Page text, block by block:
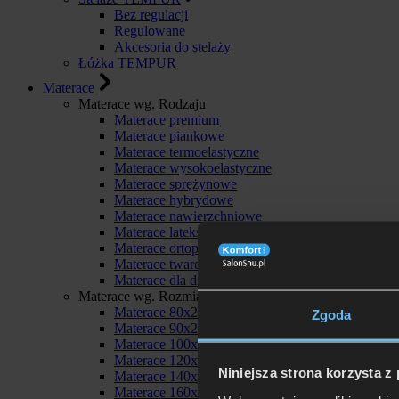
Zgoda
Niniejsza strona korzysta z
Bez regulacji
Regulowane
Akcesoria do stelaży
Łóżka TEMPUR
Materace
Materace wg. Rodzaju
Materace premium
Materace piankowe
Materace termoelastyczne
Materace wysokoelastyczne
Materace sprężynowe
Materace hybrydowe
Materace nawierzchniowe
Materace lateksowe
Materace ortopedyczne
Materace twarde
Materace dla dzieci
Materace wg. Rozmiaru
Materace 80x200
Materace 90x200
Materace 100x200
Materace 120x200
Materace 140x200
Materace 160x200